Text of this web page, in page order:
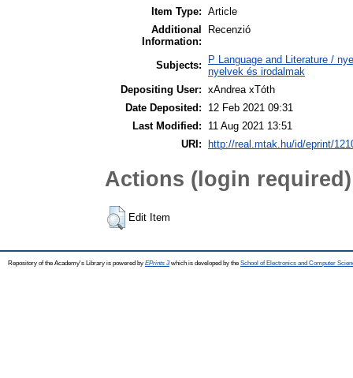
Item Type: Article
Additional
Information:
Recenzió
Subjects:
P Language and Literature /
nyelvek és irodalmak
Depositing User: xAndrea xTóth
Date Deposited:
12 Feb 2021 09:31
Last Modified:
11 Aug 2021 13:51
URI:
http://real.mtak.hu/id/eprint/
Actions (login required)
Edit Item
Repository of the Academy's Library is powered by EPrints 3which is developed by the School of Electronics and Computer